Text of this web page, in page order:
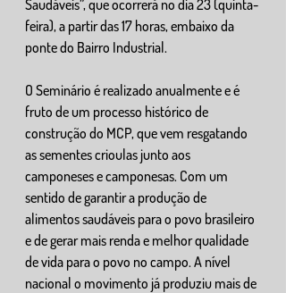
Saudáveis”, que ocorrerá no dia 23 (quinta-
feira), a partir das 17 horas, embaixo da
ponte do Bairro Industrial.
O Seminário é realizado anualmente e é
fruto de um processo histórico de
construção do MCP, que vem resgatando
as sementes crioulas junto aos
camponeses e camponesas. Com um
sentido de garantir a produção de
alimentos saudáveis para o povo brasileiro
e de gerar mais renda e melhor qualidade
de vida para o povo no campo. A nível
nacional o movimento já produziu mais de